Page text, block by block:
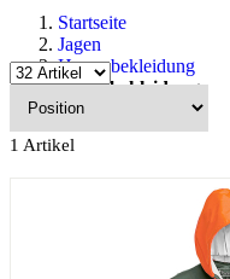
Startseite
Jagen
Herrenbekleidung
Regenbekleidung
1 Artikel